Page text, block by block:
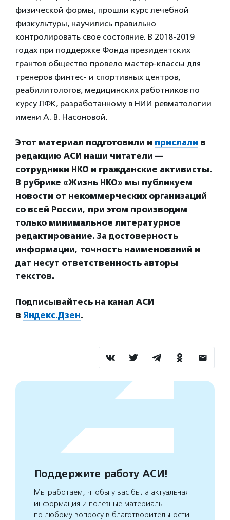
физической формы, прошли курс лечебной
физкультуры, научились правильно
контролировать свое состояние. В 2018-2019
годах при поддержке Фонда президентских
грантов общество провело мастер-классы для
тренеров финтес- и спортивных центров,
реабилитологов, медицинских работников по
курсу ЛФК, разработанному в НИИ ревматологии
имени А. В. Насоновой.
Этот материал подготовили и прислали в
редакцию АСИ наши читатели —
сотрудники НКО и гражданские активисты.
В рубрике «Жизнь НКО» мы публикуем
новости от некоммерческих организаций
со всей России, при этом производим
только минимальное литературное
редактирование. За достоверность
информации, точность наименований и
дат несут ответственность авторы
текстов.
Подписывайтесь на канал АСИ
в Яндекс.Дзен.
Поддержите работу АСИ!
Мы работаем, чтобы у вас была актуальная
информация и полезные материалы
по любому вопросу в благотворительности.